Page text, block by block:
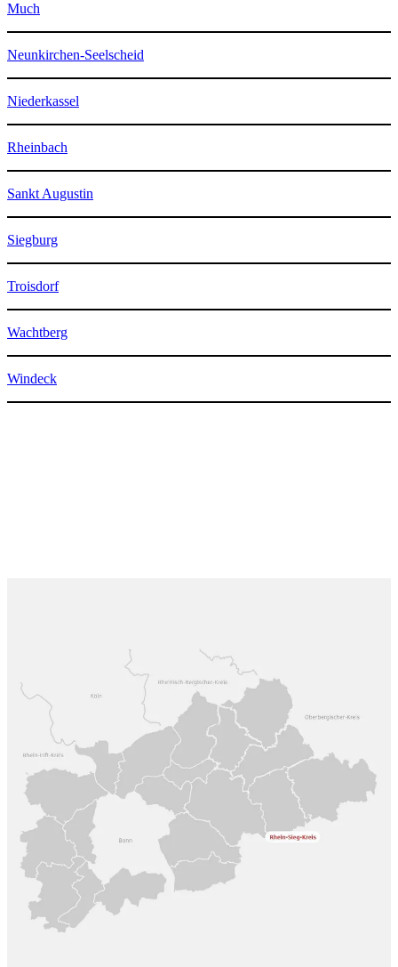
Much
Neunkirchen-Seelscheid
Niederkassel
Rheinbach
Sankt Augustin
Siegburg
Troisdorf
Wachtberg
Windeck